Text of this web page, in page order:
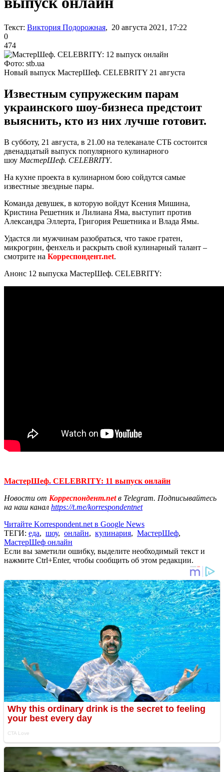
Текст: Виктория Подорожная, 20 августа 2021, 17:22
0
474
Фото: stb.ua
Новый выпуск МастерШеф. CELEBRITY 21 августа
Известным супружеским парам
украинского шоу-бизнеса предстоит
выяснить, кто из них лучше готовит.
В субботу, 21 августа, в 21.00 на телеканале СТБ состоится
двенадцатый выпуск популярного кулинарного
шоу МастерШеф. CELEBRITY.
На кухне проекта в кулинарном бою сойдутся самые
известные звездные пары.
Команда девушек, в которую войдут Ксения Мишина,
Кристина Решетник и Лилиана Яма, выступит против
Александра Эллерта, Григория Решетника и Влада Ямы.
Удастся ли мужчинам разобраться, что такое гратен,
микрогрин, фенхель и раскрыть свой кулинарный талант –
смотрите на Корреспондент.net.
Анонс 12 выпуска МастерШеф. CELEBRITY:
МастерШеф. CELEBRITY: 11 выпуск онлайн
Новости от Корреспондент.netв Telegram. Подписывайтесь
на наш канал https://t.me/korrespondentnet
Читайте Korrespondent.net в Google News
ТЕГИ: еда, шоу, онлайн, кулинария, МастерШеф,
МастерШеф онлайн
Если вы заметили ошибку, выделите необходимый текст и
нажмите Ctrl+Enter, чтобы сообщить об этом редакции.